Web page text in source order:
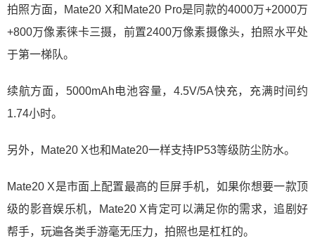
拍照方面，Mate20 X和Mate20 Pro是同款的4000万+2000万
+800万像素徕卡三摄，前置2400万像素摄像头，拍照水平处
于第一梯队。
续航方面，5000mAh电池容量，4.5V/5A快充，充满时间约
1.74小时。
另外，Mate20 X也和Mate20一样支持IP53等级防尘防水。
Mate20 X是市面上配置最高的巨屏手机，如果你想要一款顶
级的影音娱乐机，Mate20 X肯定可以满足你的需求，追剧好
帮手，玩遍各类手游毫无压力，拍照也是杠杠的。